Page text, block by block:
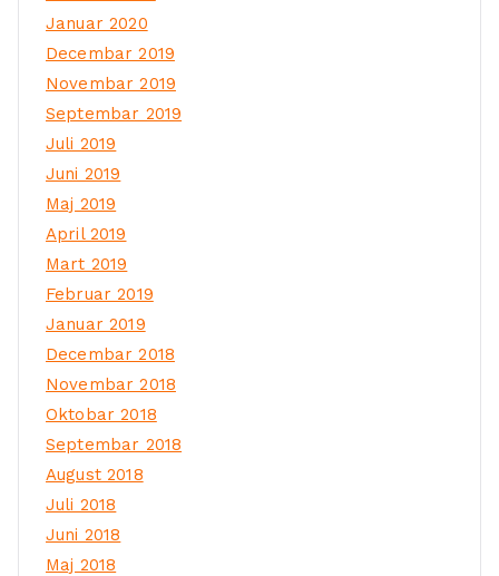
Januar 2020
Decembar 2019
Novembar 2019
Septembar 2019
Juli 2019
Juni 2019
Maj 2019
April 2019
Mart 2019
Februar 2019
Januar 2019
Decembar 2018
Novembar 2018
Oktobar 2018
Septembar 2018
August 2018
Juli 2018
Juni 2018
Maj 2018